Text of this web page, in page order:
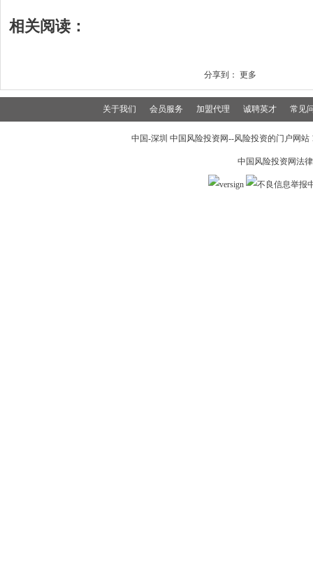
相关阅读：
分享到： 更多
关于我们 会员服务 加盟代理 诚聘英才 常见
中国-深圳 中国风险投资网--风险投资的门户网
中国风险投资网法